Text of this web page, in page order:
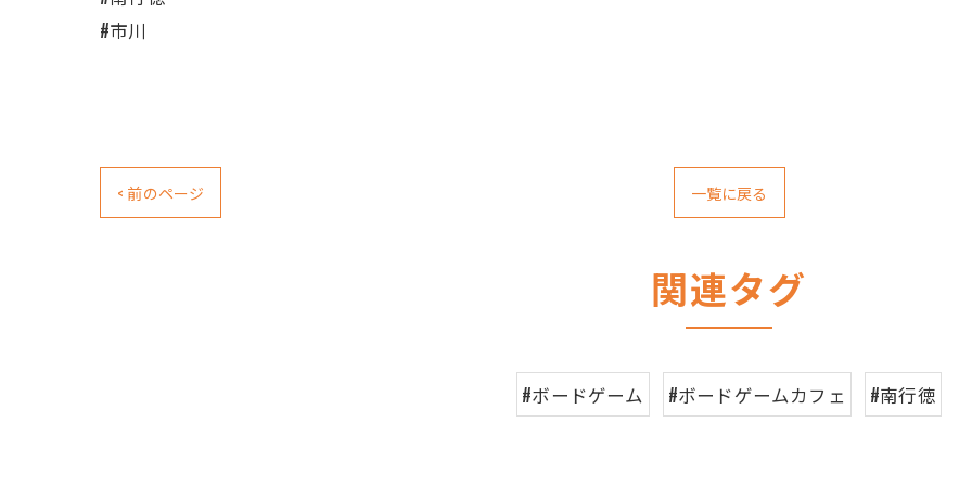
#市川
< 前のページ 一覧に戻る
関連タグ
#ボードゲーム #ボードゲームカフェ #南行徳